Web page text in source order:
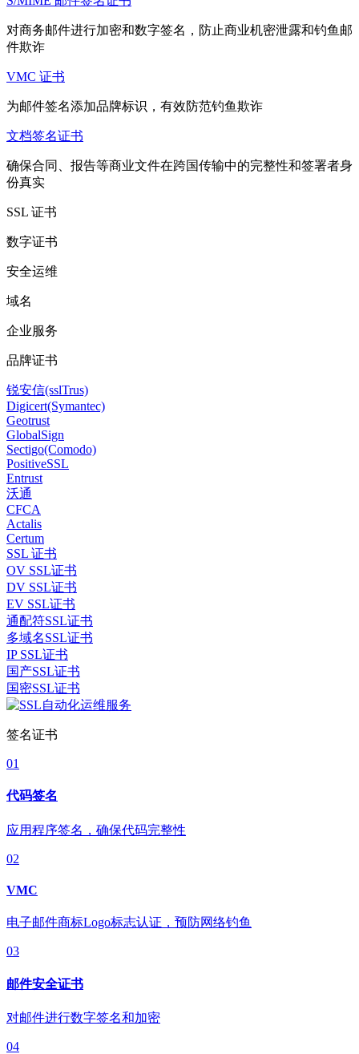
对商务邮件进行加密和数字签名，防止商业机密泄露和钓鱼邮
件欺诈
VMC 证书
为邮件签名添加品牌标识，有效防范钓鱼欺诈
文档签名证书
确保合同、报告等商业文件在跨国传输中的完整性和签署者身
份真实
SSL 证书
数字证书
安全运维
域名
企业服务
品牌证书
锐安信(sslTrus)
Digicert(Symantec)
Geotrust
GlobalSign
Sectigo(Comodo)
PositiveSSL
Entrust
沃通
CFCA
Actalis
Certum
SSL 证书
OV SSL证书
DV SSL证书
EV SSL证书
通配符SSL证书
多域名SSL证书
IP SSL证书
国产SSL证书
国密SSL证书
签名证书
01
代码签名
应用程序签名，确保代码完整性
02
VMC
电子邮件商标Logo标志认证，预防网络钓鱼
03
邮件安全证书
对邮件进行数字签名和加密
04